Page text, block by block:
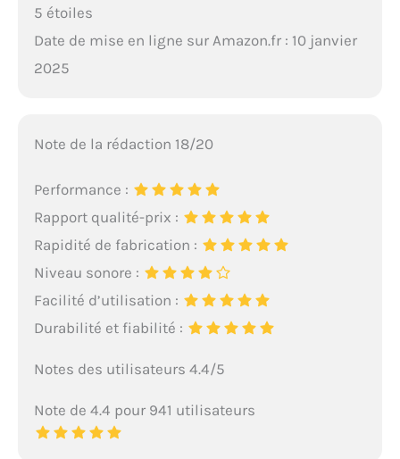
5 étoiles
Date de mise en ligne sur Amazon.fr : 10 janvier
2025
Note de la rédaction 18/20
Performance :
Rapport qualité-prix :
Rapidité de fabrication :
Niveau sonore :
Facilité d’utilisation :
Durabilité et fiabilité :
Notes des utilisateurs 4.4/5
Note de 4.4 pour 941 utilisateurs